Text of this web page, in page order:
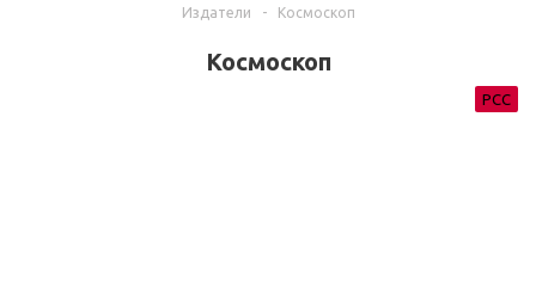
Издатели - Космоскоп
Космоскоп
РСС